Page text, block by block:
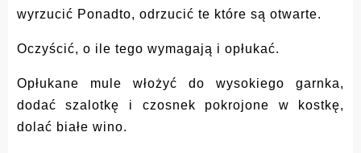
wyrzucić Ponadto, odrzucić te które są otwarte.
Oczyścić, o ile tego wymagają i opłukać.
Opłukane mule włożyć do wysokiego garnka,
dodać szalotkę i czosnek pokrojone w kostkę,
dolać białe wino.